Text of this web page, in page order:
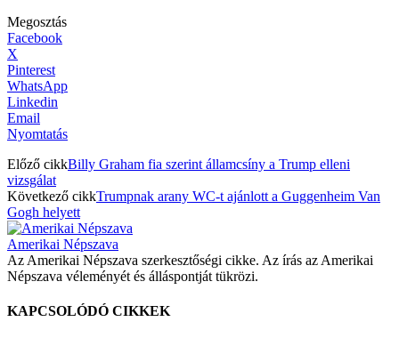
Megosztás
Facebook
X
Pinterest
WhatsApp
Linkedin
Email
Nyomtatás
Előző cikkBilly Graham fia szerint államcsíny a Trump elleni
vizsgálat
Következő cikkTrumpnak arany WC-t ajánlott a Guggenheim Van
Gogh helyett
Amerikai Népszava
Az Amerikai Népszava szerkesztőségi cikke. Az írás az Amerikai
Népszava véleményét és álláspontját tükrözi.
KAPCSOLÓDÓ CIKKEK